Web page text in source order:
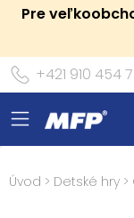
Pre
+421 910 454
Úvod > Detské hry >